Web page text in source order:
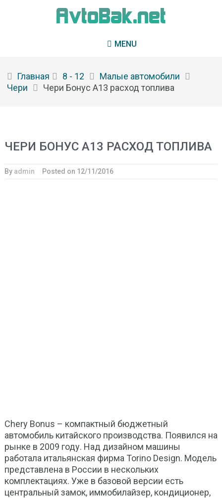
MENU
Главная 8 - 12
Малые автомобили
Чери
Чери Бонус А13 расход топлива
ЧЕРИ БОНУС А13 РАСХОД ТОПЛИВА
By admin Posted on 12/11/2016
Chery Bonus – компактный бюджетный
автомобиль китайского производства. Появился на
рынке в 2009 году. Над дизайном машины
работала итальянская фирма Torino Design. Модель
представлена в России в нескольких
комплектациях. Уже в базовой версии есть
центральный замок, иммобилайзер, кондиционер,